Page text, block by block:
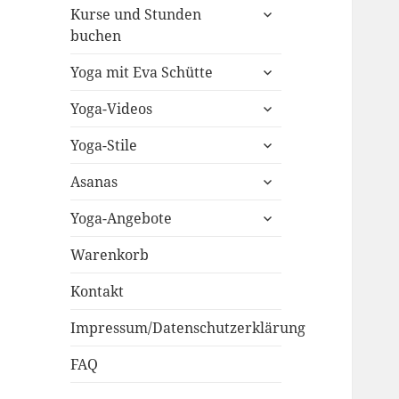
Kurse und Stunden
buchen
untermenü
Yoga mit Eva Schütte
untermenü
Yoga-Videos
untermenü
Yoga-Stile
untermenü
Asanas
untermenü
Yoga-Angebote
untermenü
Warenkorb
Kontakt
Impressum/Datenschutzerklärung
FAQ